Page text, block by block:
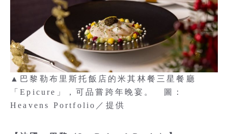
▲巴黎勒布里斯托飯店的米其林餐三星餐廳
「Epicure」，可品嘗跨年晚宴。 圖：
Heavens Portfolio／提供